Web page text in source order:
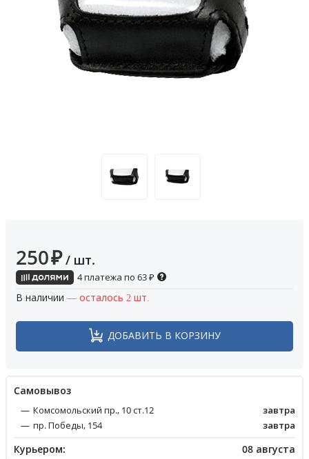
250₽ / шт.
4 платежа по 63₽
В наличии — осталось 2 шт.
ДОБАВИТЬ В КОРЗИНУ
Cамовывоз
Комсомольский пр., 10 ст.12
завтра
пр. Победы, 154
завтра
Курьером: 08 августа